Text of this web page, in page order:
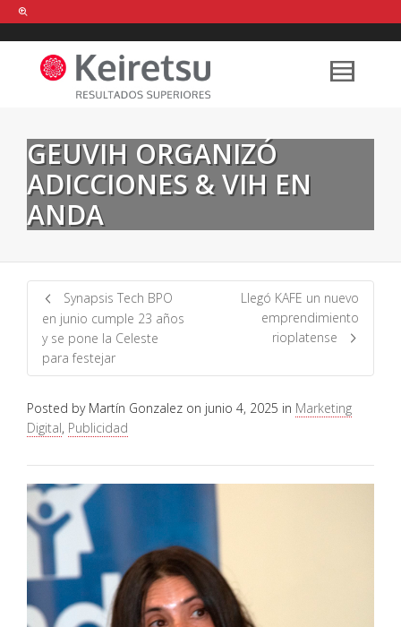
Help me Dante! I'm looking for new
shirts in a size medium
that cost
between £ . Show me all the
FIND MY ITEMS!
GEUVIH ORGANIZÓ
ADICCIONES & VIH EN
ANDA
Synapsis Tech BPO
en junio cumple 23 años
y se pone la Celeste
para festejar
Llegó KAFE un nuevo
emprendimiento
rioplatense
Posted by Martín Gonzalez on junio 4, 2025 in Marketing
Digital, Publicidad